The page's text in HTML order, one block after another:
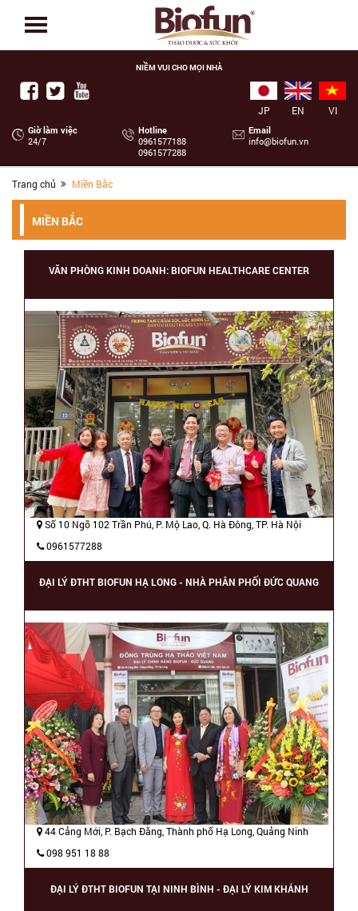
NIỀM VUI CHO MỌI NHÀ
VI
EN
JP
Giờ làm việc
24/7
Hotline
‭0961577188
0961577288
Email
info@biofun.vn
Trang chủ Miền Bắc
MIỀN BẮC
VĂN PHÒNG KINH DOANH: BIOFUN HEALTHCARE CENTER
Số 10 Ngõ 102 Trần Phú, P. Mộ Lao, Q. Hà Đông, TP. Hà Nội
0961577288
ĐẠI LÝ ĐTHT BIOFUN HẠ LONG - NHÀ PHÂN PHỐI ĐỨC QUANG
44 Cảng Mới, P. Bạch Đằng, Thành phố Hạ Long, Quảng Ninh
098 951 18 88
ĐẠI LÝ ĐTHT BIOFUN TẠI NINH BÌNH - ĐẠI LÝ KIM KHÁNH